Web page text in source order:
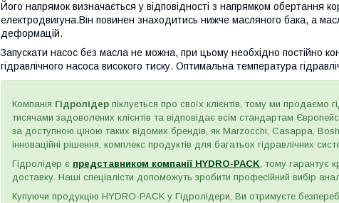
Його напрямок визначається у відповідності з напрямком обертання
електродвигуна.Він повинен знаходитись нижче масляного бака, а
деформацій.
Запускати насос без масла не можна, при цьому необхідно постійно
гідравлічного насоса високого тиску. Оптимальна температура
Компанія Гідролідер піклується про своїх клієнтів, тому ми продаємо
тисячами задоволених клієнтів та відповідає всім стандартам
за доступною ціною таких відомих брендів, як Marzocchi, Casappa,
інноваційні рішення, комплекс продуктів для багатьох гідравлічних
Гідролідер є представником компанії HYDRO-PACK, тому гарантує
доставку. Наші спеціалісти допоможуть зробити професійний вибір
Купуючи продукцію HYDRO-PACK у Гідролідери, Ви отримуєте